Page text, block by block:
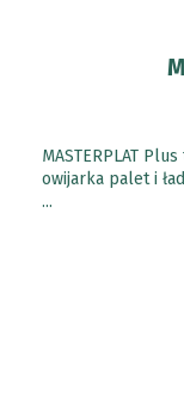
MASTERPLAT
owijarka palet i
...